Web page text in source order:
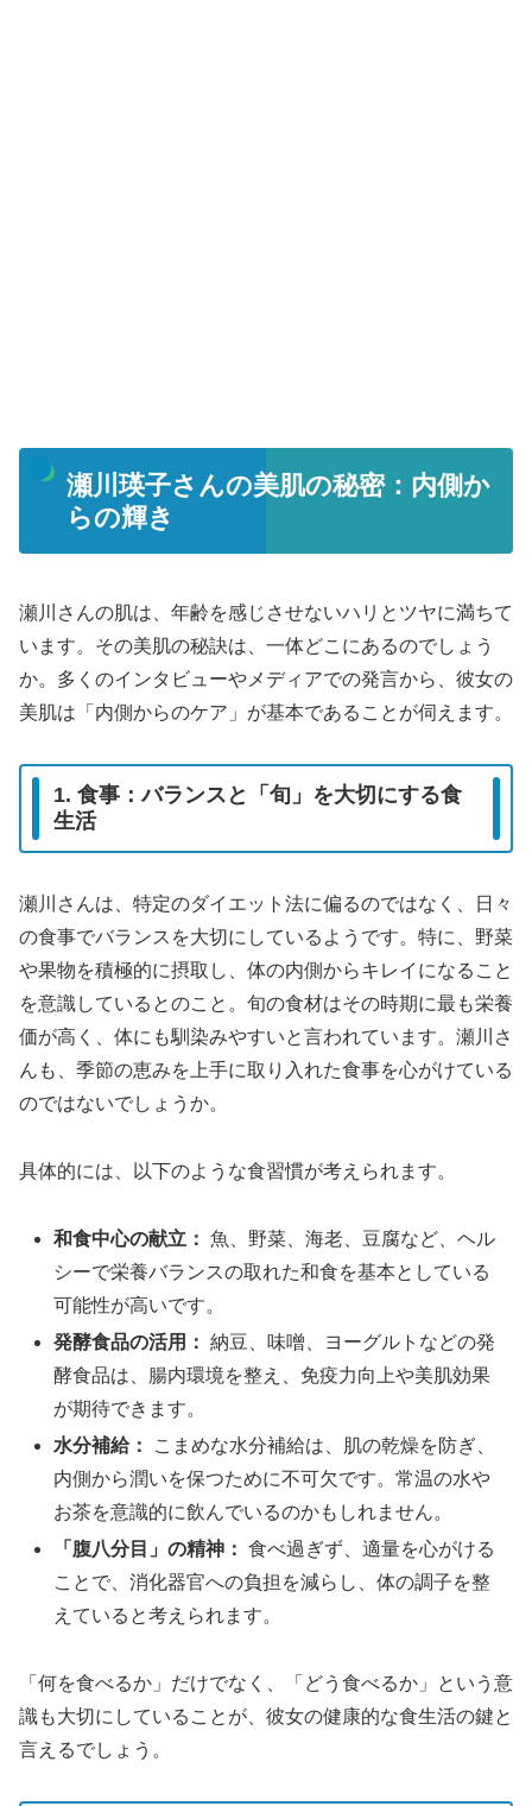
瀬川瑛子さんの美肌の秘密：内側か
らの輝き
瀬川さんの肌は、年齢を感じさせないハリとツヤに満ちて
います。その美肌の秘訣は、一体どこにあるのでしょう
か。多くのインタビューやメディアでの発言から、彼女の
美肌は「内側からのケア」が基本であることが伺えます。
1. 食事：バランスと「旬」を大切にする食
生活
瀬川さんは、特定のダイエット法に偏るのではなく、日々
の食事でバランスを大切にしているようです。特に、野菜
や果物を積極的に摂取し、体の内側からキレイになること
を意識しているとのこと。旬の食材はその時期に最も栄養
価が高く、体にも馴染みやすいと言われています。瀬川さ
んも、季節の恵みを上手に取り入れた食事を心がけている
のではないでしょうか。
具体的には、以下のような食習慣が考えられます。
和食中心の献立： 魚、野菜、海老、豆腐など、ヘル
シーで栄養バランスの取れた和食を基本としている
可能性が高いです。
発酵食品の活用： 納豆、味噌、ヨーグルトなどの発
酵食品は、腸内環境を整え、免疫力向上や美肌効果
が期待できます。
水分補給：
こまめな水分補給は、肌の乾燥を防ぎ、
内側から潤いを保つために不可欠です。常温の水や
お茶を意識的に飲んでいるのかもしれません。
「腹八分目」の精神： 食べ過ぎず、適量を心がける
ことで、消化器官への負担を減らし、体の調子を整
えていると考えられます。
「何を食べるか」だけでなく、「どう食べるか」という意
識も大切にしていることが、彼女の健康的な食生活の鍵と
言えるでしょう。